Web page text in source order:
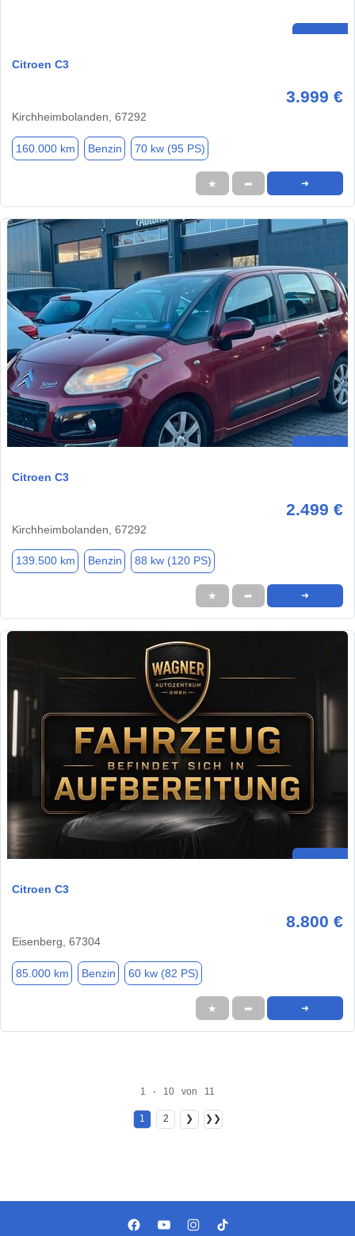
Citroen C3
3.999 €
Kirchheimbolanden, 67292
160.000 km Benzin 70 kw (95 PS)
★ ➦ ➜
Citroen C3
2.499 €
Kirchheimbolanden, 67292
139.500 km Benzin 88 kw (120 PS)
★ ➦ ➜
Citroen C3
8.800 €
Eisenberg, 67304
85.000 km Benzin 60 kw (82 PS)
★ ➦ ➜
1 - 10 von 11
1 2 ❯ ❯❯